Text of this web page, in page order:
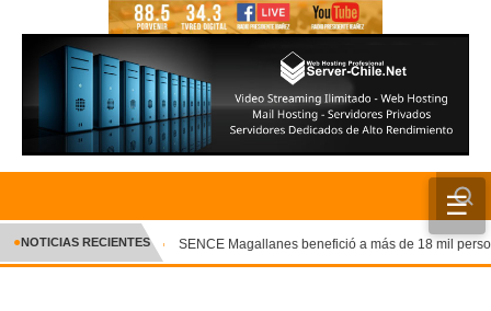
☰
INICIO
CRÓNICA
●NOTICIAS RECIENTES SENCE Magallanes benefició a más de 18 mil